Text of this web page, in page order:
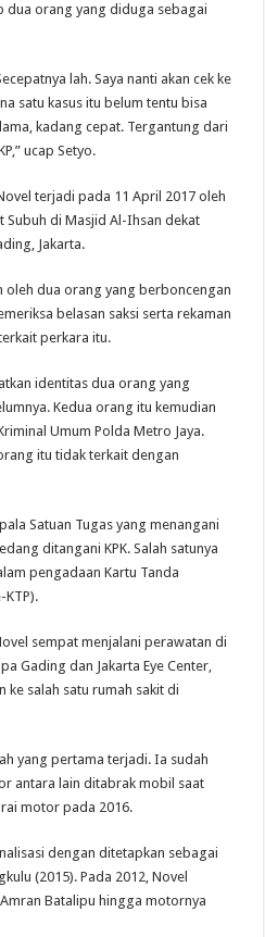
dua orang yang diduga sebagai
lah. Saya nanti akan cek ke
satu kasus itu belum tentu bisa
kadang cepat. Tergantung dari
ucap Setyo.
terjadi pada 11 April 2017 oleh
Subuh di Masjid Al-Ihsan dekat
Jakarta.
oleh dua orang yang berboncengan
belasan saksi serta rekaman
perkara itu.
identitas dua orang yang
Kedua orang itu kemudian
Umum Polda Metro Jaya.
itu tidak terkait dengan
Satuan Tugas yang menangani
ditangani KPK. Salah satunya
pengadaan Kartu Tanda
sempat menjalani perawatan di
Gading dan Jakarta Eye Center,
ke salah satu rumah sakit di
yang pertama terjadi. Ia sudah
antara lain ditabrak mobil saat
motor pada 2016.
dengan ditetapkan sebagai
(2015). Pada 2012, Novel
Batalipu hingga motornya